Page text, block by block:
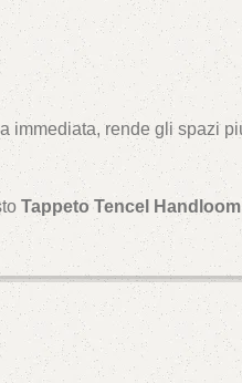
rende gli spazi
Tappeto Tencel